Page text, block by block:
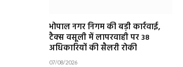
भोपाल नगर निगम की बड़ी कार्रवाई,
टैक्स वसूली में लापरवाही पर 38
अधिकारियों की सैलरी रोकी
07/08/2026